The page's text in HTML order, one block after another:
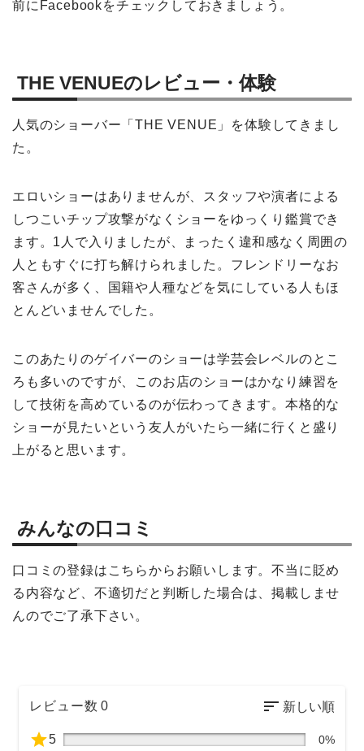
前にFacebookをチェックしておきましょう。
THE VENUEのレビュー・体験
人気のショーバー「THE VENUE」を体験してきまし
た。
エロいショーはありませんが、スタッフや演者による
しつこいチップ攻撃がなくショーをゆっくり鑑賞でき
ます。1人で入りましたが、まったく違和感なく周囲の
人ともすぐに打ち解けられました。フレンドリーなお
客さんが多く、国籍や人種などを気にしている人もほ
とんどいませんでした。
このあたりのゲイバーのショーは学芸会レベルのとこ
ろも多いのですが、このお店のショーはかなり練習を
して技術を高めているのが伝わってきます。本格的な
ショーが見たいという友人がいたら一緒に行くと盛り
上がると思います。
みんなの口コミ
口コミの登録はこちらからお願いします。不当に貶め
る内容など、不適切だと判断した場合は、掲載しませ
んのでご了承下さい。
レビュー数 0
5 0%